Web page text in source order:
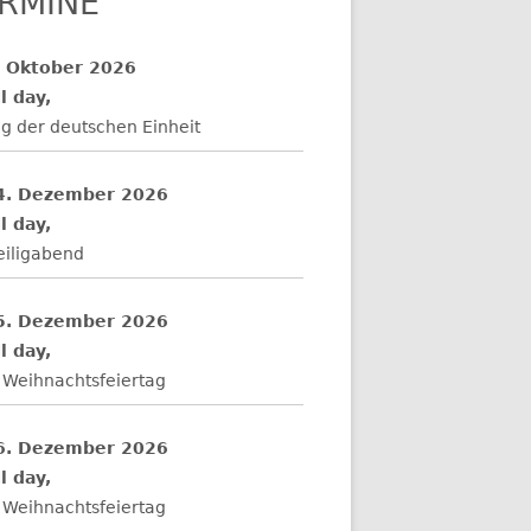
Oktober 2026
day,
der deutschen Einheit
Dezember 2026
day,
Dezember 2026
day,
Weihnachtsfeiertag
Dezember 2026
day,
Weihnachtsfeiertag